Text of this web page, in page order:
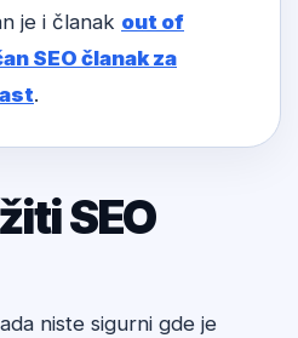
je i članak out of
SEO članak za
.
SEO
niste sigurni gde je